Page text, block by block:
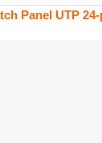
Panel UTP